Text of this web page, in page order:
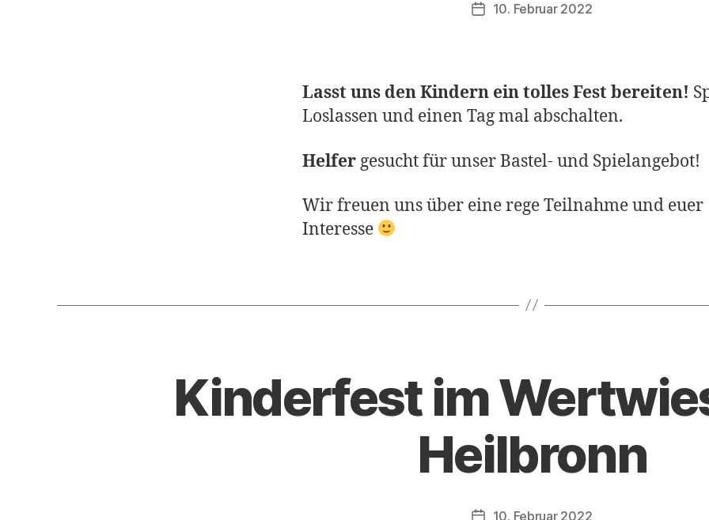
Veröffentlichungsdatum
10. Februar 2022
Lasst uns den Kindern ein tolles Fest bereiten!
Loslassen und einen Tag mal abschalten.
Helfer gesucht für unser Bastel- und Spielangebot!
Wir freuen uns über eine rege Teilnahme und euer
Interesse
Kinderfest im
Heilbronn
10. Februar 2022